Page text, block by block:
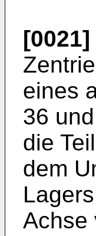
[0021]
eines
36
die
dem
Achse